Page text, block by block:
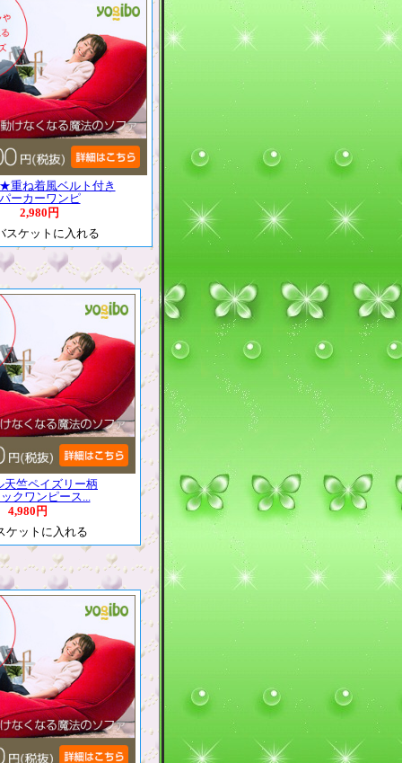
重ね着風ベルト付き
ーカーワンピ
2,980円
天竺ペイズリー柄
クワンピース...
4,980円